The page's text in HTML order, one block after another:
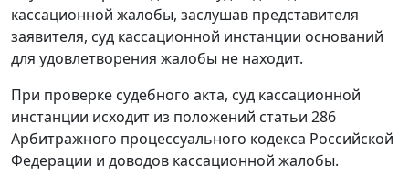
кассационной жалобы, заслушав представителя
заявителя, суд кассационной инстанции оснований
для удовлетворения жалобы не находит.
При проверке судебного акта, суд кассационной
инстанции исходит из положений статьи 286
Арбитражного процессуального кодекса Российской
Федерации и доводов кассационной жалобы.